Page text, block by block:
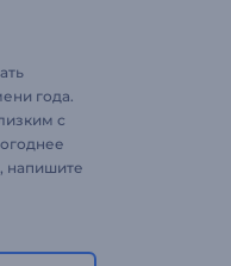
года.
с
напишите